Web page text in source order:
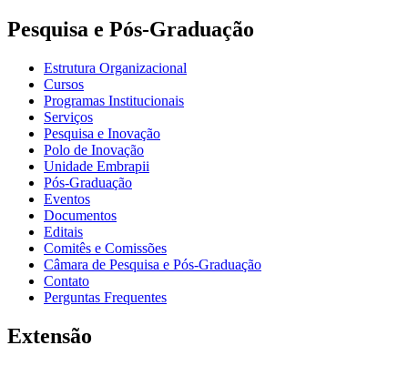
Pesquisa e Pós-Graduação
Estrutura Organizacional
Cursos
Programas Institucionais
Serviços
Pesquisa e Inovação
Polo de Inovação
Unidade Embrapii
Pós-Graduação
Eventos
Documentos
Editais
Comitês e Comissões
Câmara de Pesquisa e Pós-Graduação
Contato
Perguntas Frequentes
Extensão